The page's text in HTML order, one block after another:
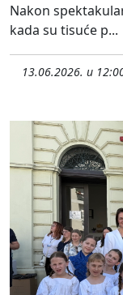
Nakon
kada su tisuće p...
13.06.2026. u